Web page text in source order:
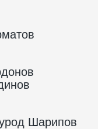
Шарипов